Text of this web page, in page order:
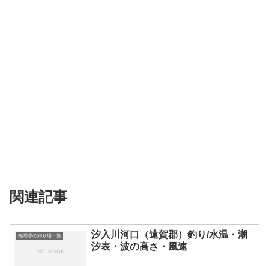
関連記事
福岡県の釣り場一覧
汐入川河口（遠賀郡）釣り/水温・潮
汐表・波の高さ・風速